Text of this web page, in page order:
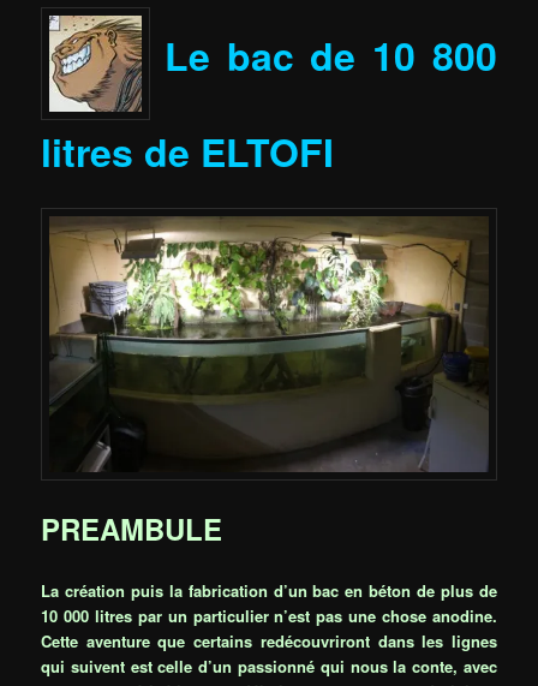
Le bac de 10 800
litres de ELTOFI
PREAMBULE
La création puis la fabrication d’un bac en béton de plus de
10 000 litres par un particulier n’est pas une chose anodine.
Cette aventure que certains redécouvriront dans les lignes
qui suivent est celle d’un passionné qui nous la conte, avec